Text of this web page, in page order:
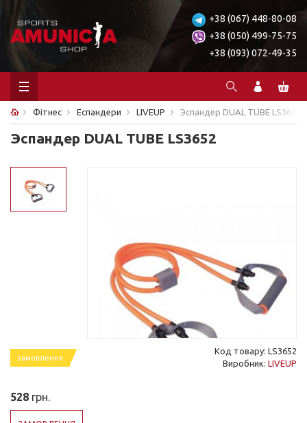
+38 (067) 448-80-08
+38 (050) 499-75-75
+38 (093) 072-49-35
Фітнес Еспандери LIVEUP Эспандер DUAL TUBE LS3652
Эспандер DUAL TUBE LS3652
замовлення
Код товару: LS3652
Виробник: LIVEUP
528 грн.